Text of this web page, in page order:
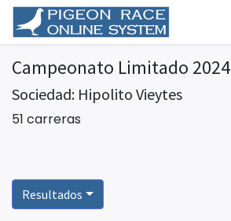
Campeonato Limitado 2024
Sociedad: Hipolito Vieytes
51 carreras
Resultados